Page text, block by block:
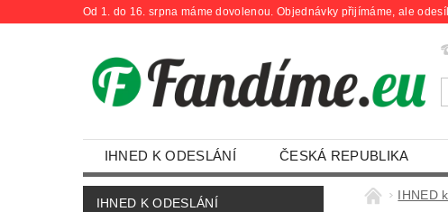
Od 1. do 16. srpna máme dovolenou. Objednávky přijímáme, ale
IHNED K ODESLÁNÍ ČESKÁ REPUBLIKA
OBCHODNÍ PODMÍNKY KONTAKTY
IHNED K ODESLÁNÍ
IHNED